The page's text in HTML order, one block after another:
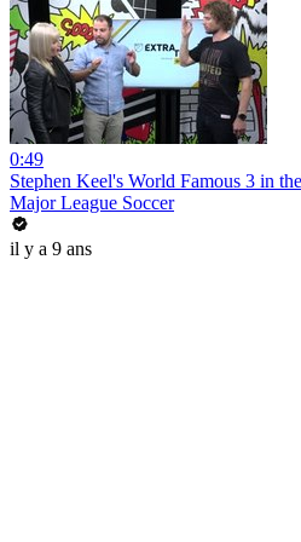
0:49
Stephen Keel's World Famous 3 in
Major League Soccer
il y a 9 ans